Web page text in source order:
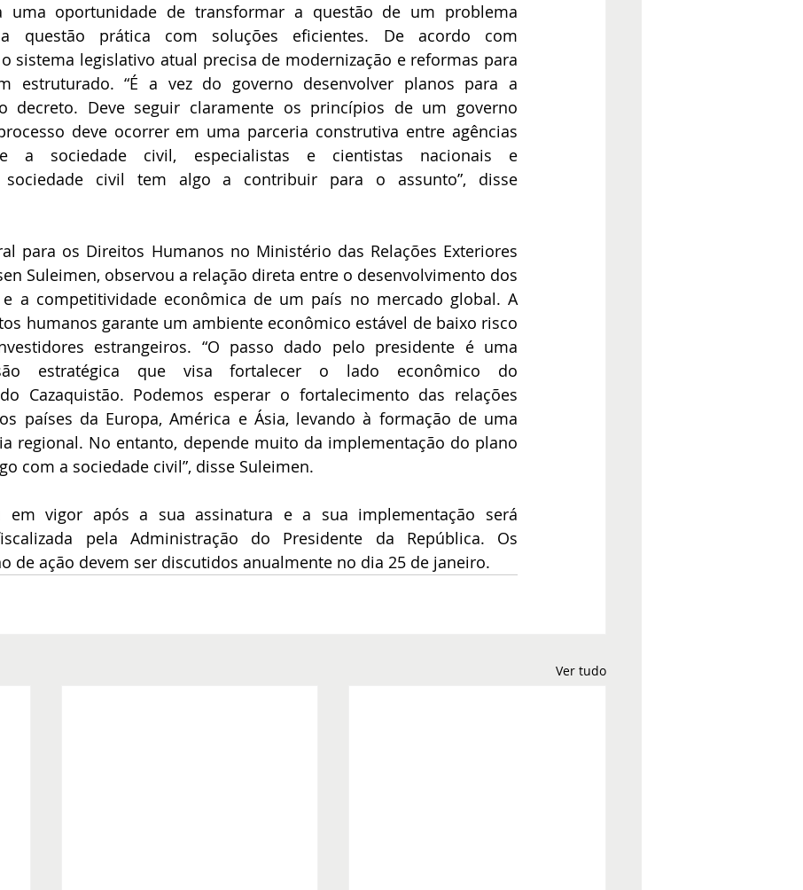
uma oportunidade de transformar a questão de um problema
questão prática com soluções eficientes. De acordo com
sistema legislativo atual precisa de modernização e reformas para
estruturado. “É a vez do governo desenvolver planos para a
decreto. Deve seguir claramente os princípios de um governo
deve ocorrer em uma parceria construtiva entre agências
e a sociedade civil, especialistas e cientistas nacionais e
sociedade civil tem algo a contribuir para o assunto”, disse
para os Direitos Humanos no Ministério das Relações Exteriores
Suleimen, observou a relação direta entre o desenvolvimento dos
a competitividade econômica de um país no mercado global. A
humanos garante um ambiente econômico estável de baixo risco
estrangeiros. “O passo dado pelo presidente é uma
estratégica que visa fortalecer o lado econômico do
Cazaquistão. Podemos esperar o fortalecimento das relações
países da Europa, América e Ásia, levando à formação de uma
regional. No entanto, depende muito da implementação do plano
com a sociedade civil”, disse Suleimen.
em vigor após a sua assinatura e a sua implementação será
pela Administração do Presidente da República. Os
de ação devem ser discutidos anualmente no dia 25 de janeiro.
Ver tudo